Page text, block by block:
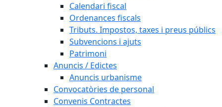
Calendari fiscal
Ordenances fiscals
Tributs. Impostos, taxes i preus públics
Subvencions i ajuts
Patrimoni
Anuncis / Edictes
Anuncis urbanisme
Convocatòries de personal
Convenis Contractes